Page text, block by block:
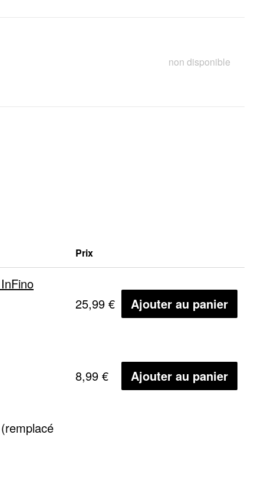
non disponible
Prix
25,99 €
Ajouter au panier
8,99 € Ajouter au panier